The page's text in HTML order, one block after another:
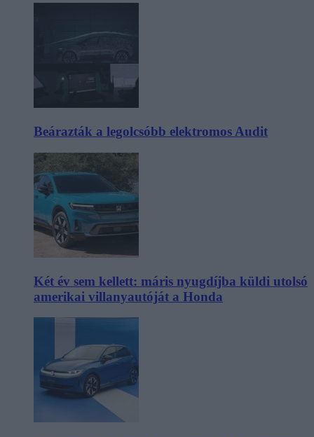
Beárazták a legolcsóbb elektromos Audit
Két év sem kellett: máris nyugdíjba küldi utolsó
amerikai villanyautóját a Honda